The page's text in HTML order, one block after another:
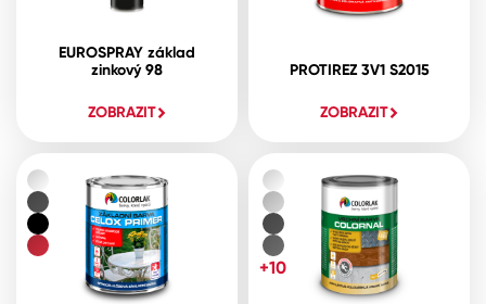
EUROSPRAY základ
zinkový 98
ZOBRAZIT
PROTIREZ 3V1 S2015
ZOBRAZIT
+10